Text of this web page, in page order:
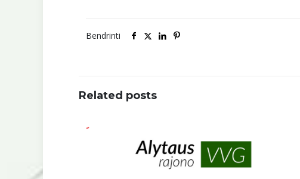
Bendrinti
Related posts